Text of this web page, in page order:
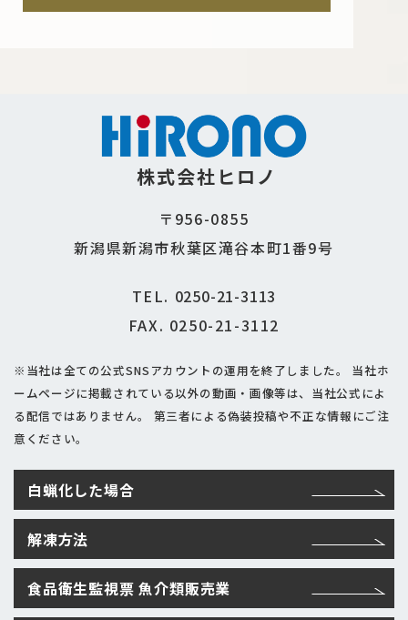
株式会社ヒロノ
〒956-0855
新潟県新潟市秋葉区滝谷本町1番9号
TEL. 0250-21-3113
FAX. 0250-21-3112
※当社は全ての公式SNSアカウントの運用を終了しました。
当社ホ
ームページに掲載されている以外の動画・画像等は、当社公式によ
る配信ではありません。
第三者による偽装投稿や不正な情報にご注
意ください。
白蝋化した場合
解凍方法
食品衛生監視票 魚介類販売業